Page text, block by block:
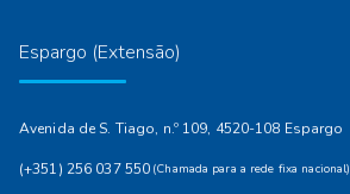
Espargo (Extensão)
Avenida de S. Tiago, n.º 109, 4520-108 Espargo
(+351) 256 037 550 (Chamada para a rede fixa nacional)